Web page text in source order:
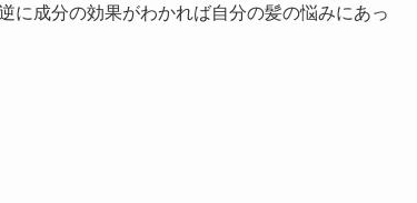
に成分の効果がわかれば自分の髪の悩みにあっ